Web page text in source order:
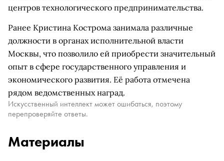
центров технологического предпринимательства.
Ранее Кристина Кострома занимала различные
должности в органах исполнительной власти
Москвы, что позволило ей приобрести значительный
опыт в сфере государственного управления и
экономического развития. Её работа отмечена
рядом ведомственных наград.
Искусственный интеллект может ошибаться, поэтому
перепроверяйте ответы.
Материалы